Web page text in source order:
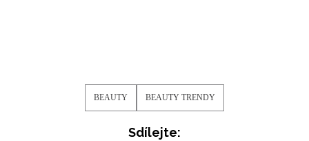
BEAUTY BEAUTY TRENDY
Sdílejte: